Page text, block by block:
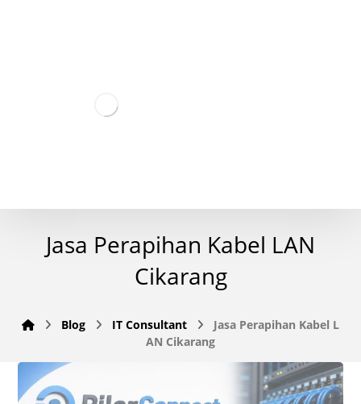
Jasa Perapihan Kabel LAN
Cikarang
Blog IT Consultant
Jasa Perapihan Kabel L
AN Cikarang